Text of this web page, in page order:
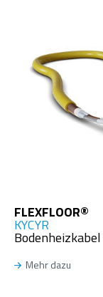
FLEXFLOOR®
KYCYR
Mehr dazu